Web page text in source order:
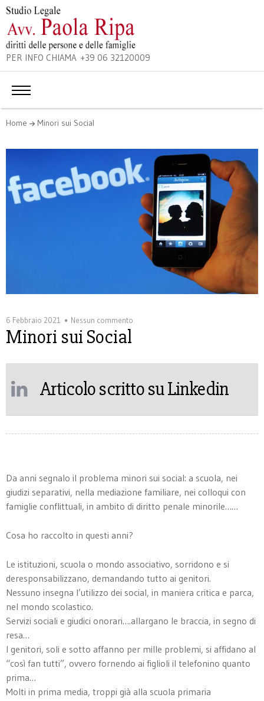
PER INFO CHIAMA +39 06 32120009
Home Minori sui Social
6 Febbraio 2021 Nessun commento
Minori sui Social
Articolo scritto su Linkedin
Da anni segnalo il problema minori sui social: a scuola, nei
giudizi separativi, nella mediazione familiare, nei colloqui con
famiglie conflittuali, in ambito di diritto penale minorile……
Cosa ho raccolto in questi anni?
Le istituzioni, scuola o mondo associativo, sorridono e si
deresponsabilizzano, demandando tutto ai genitori.
Nessuno insegna l’utilizzo dei social, in maniera critica e parca,
nel mondo scolastico.
Servizi sociali e giudici onorari….allargano le braccia, in segno di
resa…
I genitori, soli e sotto affanno per mille problemi, si affidano al
“così fan tutti”, ovvero fornendo ai figlioli il telefonino quanto
prima…
Molti in prima media, troppi già alla scuola primaria